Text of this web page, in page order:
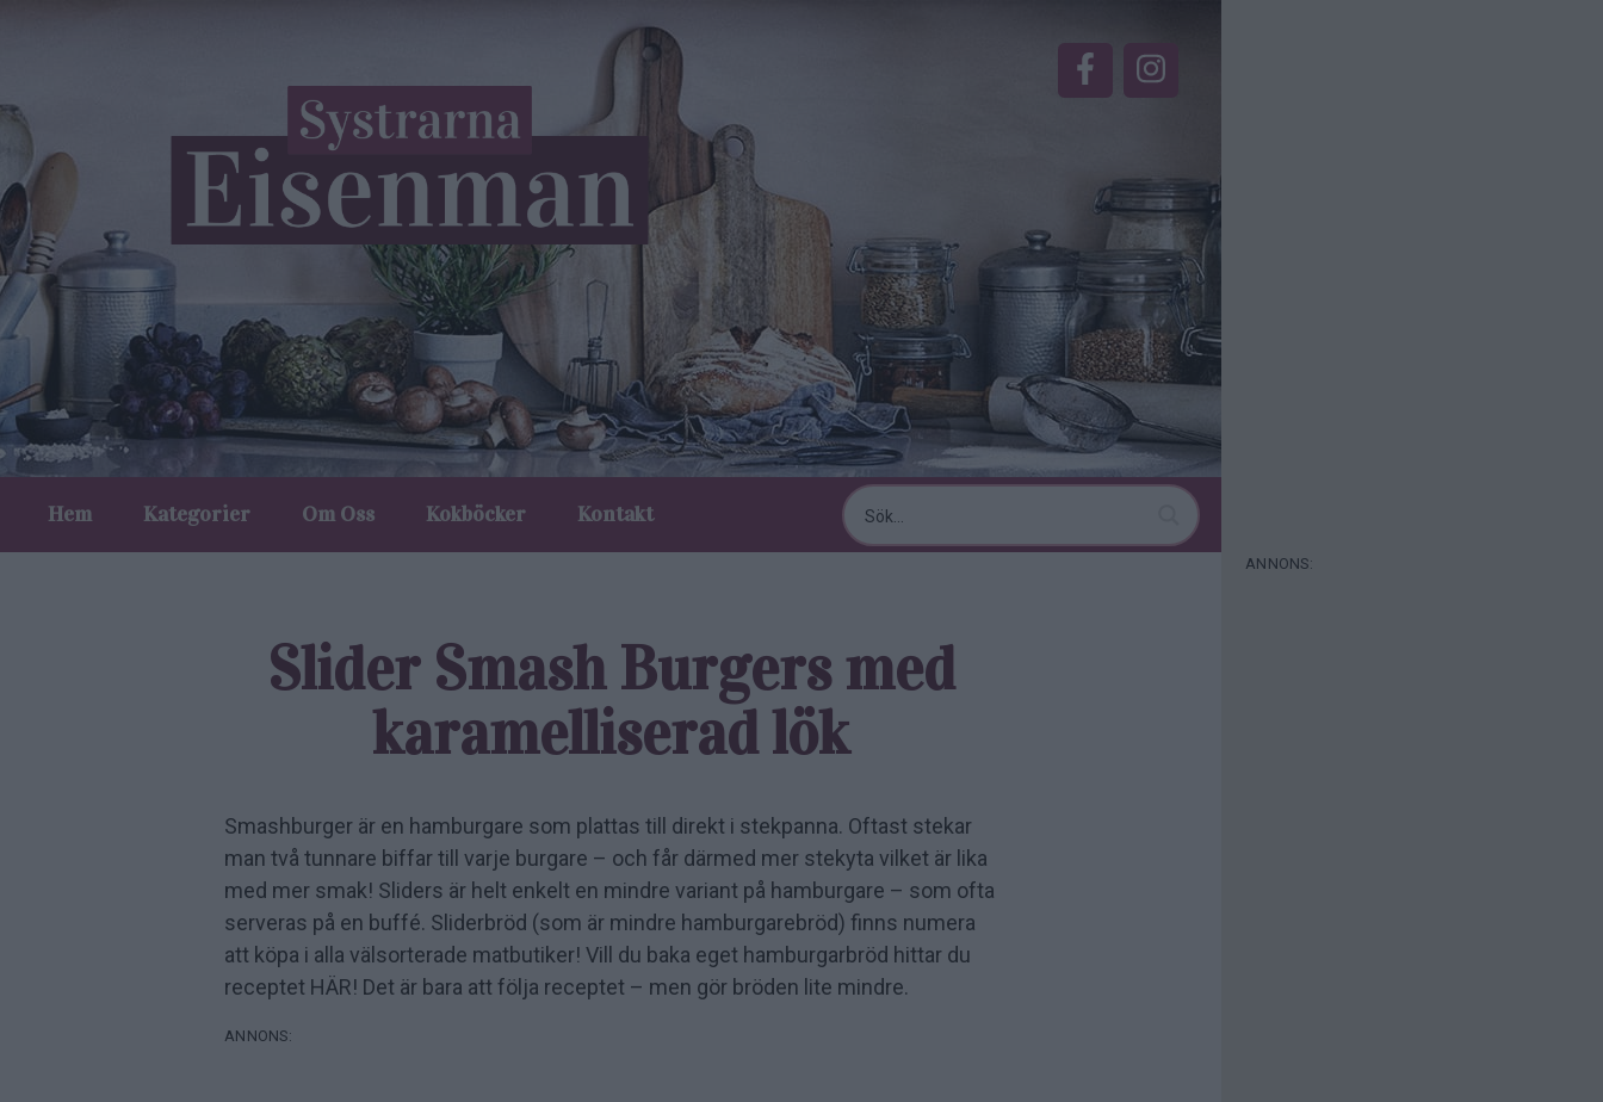
Hem Kategorier Om Oss Kokböcker Kontakt
Slider Smash ­Burgers med
karamelliserad lök
Smashburger är en hamburgare som plattas till direkt i stekpanna. Oftast stekar
man två tunnare biffar till varje burgare – och får därmed mer stekyta vilket är lika
med mer smak! Sliders är helt enkelt en mindre variant på hamburgare – som ofta
serveras på en buffé. Sliderbröd (som är mindre hamburgarebröd) finns numera
att köpa i alla välsorterade matbutiker! Vill du baka eget hamburgarbröd hittar du
receptet HÄR! Det är bara att följa receptet – men gör bröden lite mindre.